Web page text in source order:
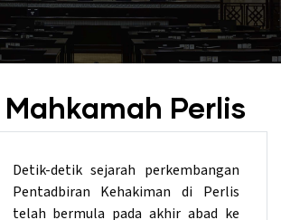
Perlis
Detik-detik sejarah perkembangan
Pentadbiran Kehakiman di Perlis
telah bermula pada akhir abad ke